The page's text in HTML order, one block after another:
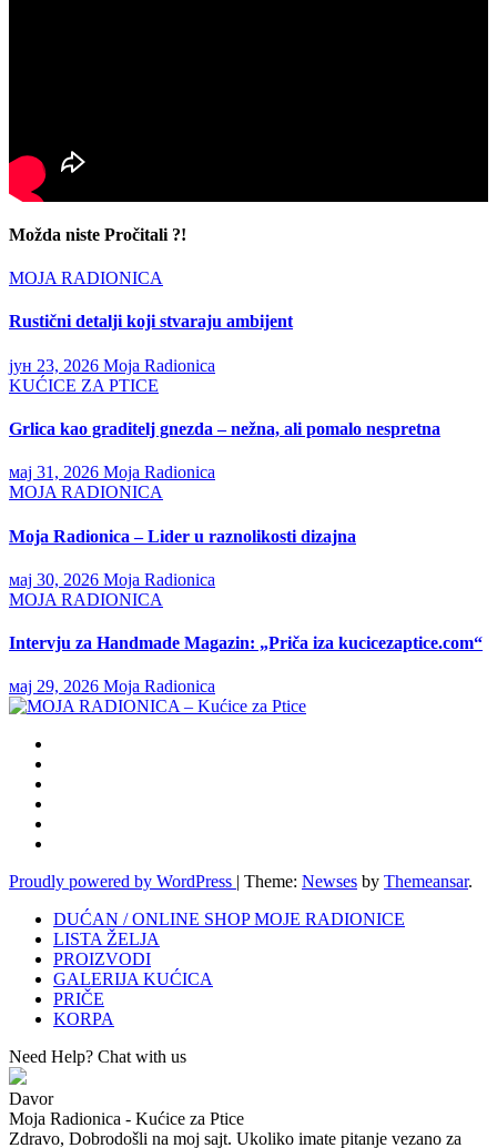
Možda niste Pročitali ?!
MOJA RADIONICA
Rustični detalji koji stvaraju ambijent
јун 23, 2026 Moja Radionica
KUĆICE ZA PTICE
Grlica kao graditelj gnezda – nežna, ali pomalo nespretna
мај 31, 2026 Moja Radionica
MOJA RADIONICA
Moja Radionica – Lider u raznolikosti dizajna
мај 30, 2026 Moja Radionica
MOJA RADIONICA
Intervju za Handmade Magazin: „Priča iza kucicezaptice.com“
мај 29, 2026 Moja Radionica
Proudly powered by WordPress | Theme: Newses by Themeansar.
DUĆAN / ONLINE SHOP MOJE RADIONICE
LISTA ŽELJA
PROIZVODI
GALERIJA KUĆICA
PRIČE
KORPA
Need Help? Chat with us
Davor
Moja Radionica - Kućice za Ptice
Zdravo, Dobrodošli na moj sajt. Ukoliko imate pitanje vezano za